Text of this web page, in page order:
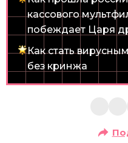
кассового
побеждает Царя
Как стать
без кринжа